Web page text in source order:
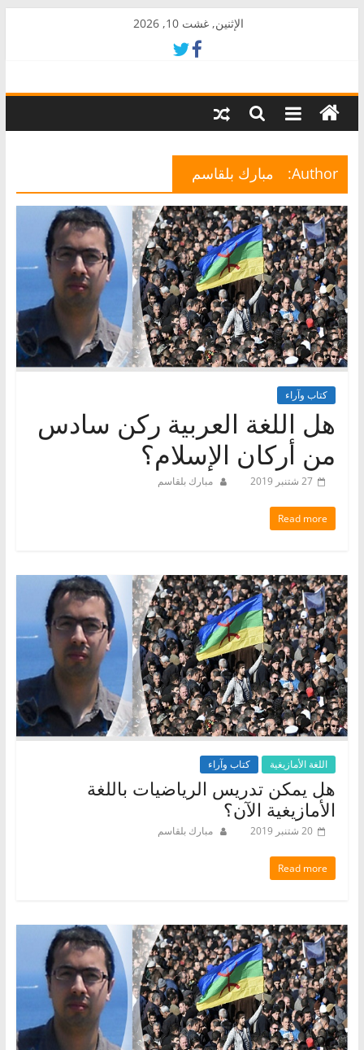
الإثنين, غشت 10, 2026
AkalPress
منبر
المغرب
Author: مبارك بلقاسم
كتاب وآراء
هل اللغة العربية ركن سادس
من أركان الإسلام؟
27 شتنبر 2019 مبارك بلقاسم
Read more
اللغة الأمازيغية كتاب وآراء
هل يمكن تدريس الرياضيات باللغة
الأمازيغية الآن؟
20 شتنبر 2019 مبارك بلقاسم
Read more